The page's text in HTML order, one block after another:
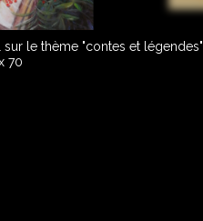
le thème "contes et légendes"
70